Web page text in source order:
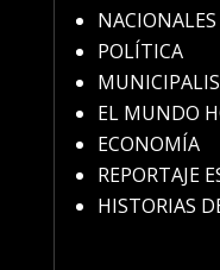
NACIONALES
POLÍTICA
EL MUNDO
ECONOMÍA
REPORTAJE
HISTORIAS